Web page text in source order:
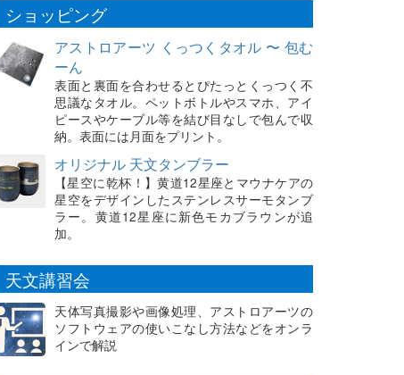
ショッピング
アストロアーツ くっつくタオル 〜 包む
ーん
表面と裏面を合わせるとぴたっとくっつく不
思議なタオル。ペットボトルやスマホ、アイ
ピースやケーブル等を結び目なしで包んで収
納。表面には月面をプリント。
オリジナル 天文タンブラー
【星空に乾杯！】黄道12星座とマウナケアの
星空をデザインしたステンレスサーモタンブ
ラー。黄道12星座に新色モカブラウンが追
加。
天文講習会
天体写真撮影や画像処理、アストロアーツの
ソフトウェアの使いこなし方法などをオンラ
インで解説